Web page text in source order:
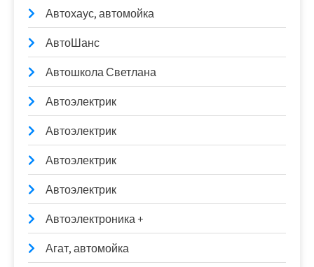
Автохаус, автомойка
АвтоШанс
Автошкола Светлана
Автоэлектрик
Автоэлектрик
Автоэлектрик
Автоэлектрик
Автоэлектроника +
Агат, автомойка